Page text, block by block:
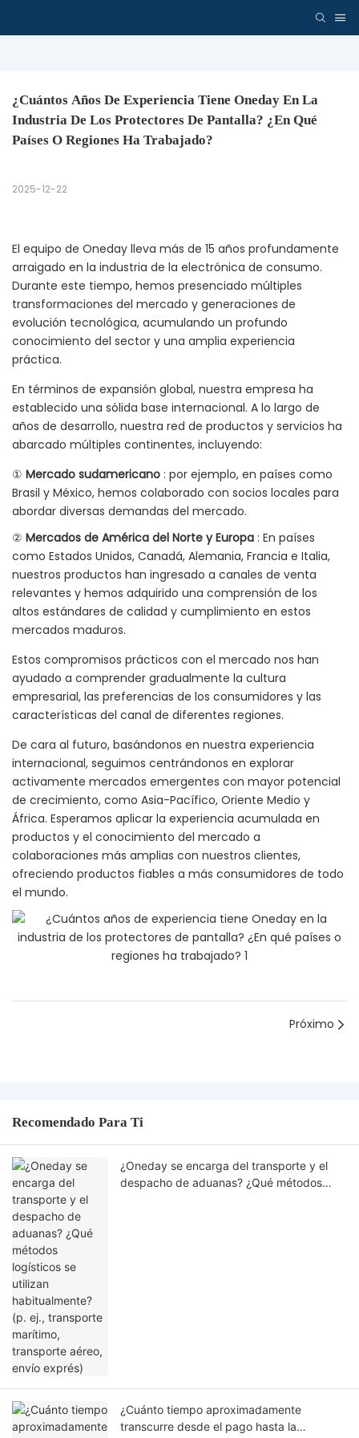
¿Cuántos Años De Experiencia Tiene Oneday En La
Industria De Los Protectores De Pantalla? ¿En Qué
Países O Regiones Ha Trabajado?
2025-12-22
El equipo de Oneday lleva más de 15 años profundamente
arraigado en la industria de la electrónica de consumo.
Durante este tiempo, hemos presenciado múltiples
transformaciones del mercado y generaciones de
evolución tecnológica, acumulando un profundo
conocimiento del sector y una amplia experiencia
práctica.
En términos de expansión global, nuestra empresa ha
establecido una sólida base internacional. A lo largo de
años de desarrollo, nuestra red de productos y servicios ha
abarcado múltiples continentes, incluyendo:
① Mercado sudamericano : por ejemplo, en países como
Brasil y México, hemos colaborado con socios locales para
abordar diversas demandas del mercado.
② Mercados de América del Norte y Europa : En países
como Estados Unidos, Canadá, Alemania, Francia e Italia,
nuestros productos han ingresado a canales de venta
relevantes y hemos adquirido una comprensión de los
altos estándares de calidad y cumplimiento en estos
mercados maduros.
Estos compromisos prácticos con el mercado nos han
ayudado a comprender gradualmente la cultura
empresarial, las preferencias de los consumidores y las
características del canal de diferentes regiones.
De cara al futuro, basándonos en nuestra experiencia
internacional, seguimos centrándonos en explorar
activamente mercados emergentes con mayor potencial
de crecimiento, como Asia-Pacífico, Oriente Medio y
África. Esperamos aplicar la experiencia acumulada en
productos y el conocimiento del mercado a
colaboraciones más amplias con nuestros clientes,
ofreciendo productos fiables a más consumidores de todo
el mundo.
Próximo
Recomendado Para Ti
¿Oneday se encarga del transporte y el
despacho de aduanas? ¿Qué métodos
¿Cuánto tiempo aproximadamente
transcurre desde el pago hasta la